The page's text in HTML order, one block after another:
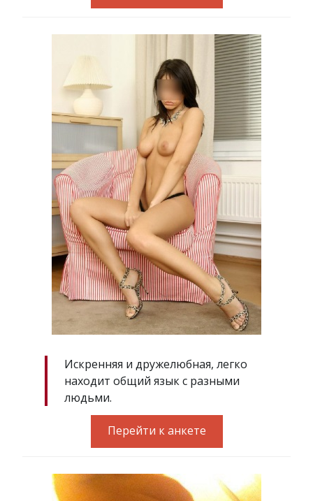
Искренняя и дружелюбная, легко
находит общий язык с разными
людьми.
Перейти к анкете